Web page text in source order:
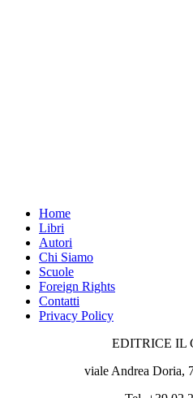
Home
Libri
Autori
Chi Siamo
Scuole
Foreign Rights
Contatti
Privacy Policy
EDITRICE IL
viale Andrea Doria,